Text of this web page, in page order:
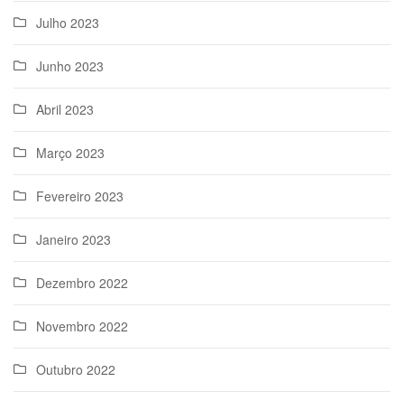
Julho 2023
Junho 2023
Abril 2023
Março 2023
Fevereiro 2023
Janeiro 2023
Dezembro 2022
Novembro 2022
Outubro 2022